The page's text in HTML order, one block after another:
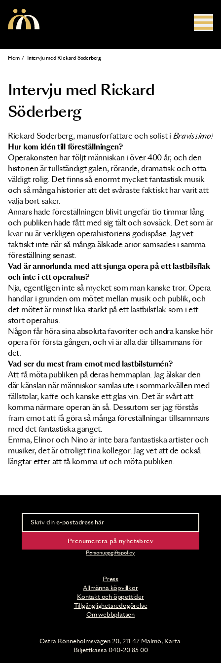
Länkstig
Hem / Intervju med Rickard Söderberg
Intervju med Rickard
Söderberg
Rickard Söderberg, manusförfattare och solist i Bravissimo!
Hur kom idén till föreställningen?
Operakonsten har följt människan i över 400 år, och den
historien är fullständigt galen, rörande, dramatisk och ofta
väldigt rolig. Det finns så enormt mycket fantastisk musik
och så många historier att det svåraste faktiskt har varit att
välja bort saker.
Annars hade föreställningen blivit ungefär tio timmar lång
och publiken hade fått med sig tält och sovsäck. Det som är
kvar nu är verkligen operahistoriens godispåse. Jag vet
faktiskt inte när så många älskade arior samsades i samma
föreställning senast.
Vad är annorlunda med att sjunga opera på ett lastbilsflak
och inte i ett operahus?
Nja, egentligen inte så mycket som man kanske tror. Opera
handlar i grunden om mötet mellan musik och publik, och
det mötet är minst lika starkt på ett lastbilsflak som i ett
stort operahus.
Någon får höra sina absoluta favoriter och andra kanske hör
opera för första gången, och vi är alla där tillsammans för
det.
Vad ser du mest fram emot med lastbilsturnén?
Att få möta publiken på deras hemmaplan. Jag älskar den
där känslan när människor samlas ute i sommarkvällen med
fällstolar, kaffe och kanske ett glas vin. Det är svårt att
komma närmare operan än så. Dessutom ser jag förstås
fram emot att få göra så många föreställningar tillsammans
med det fantastiska gänget.
Emma, Elinor och Nino är inte bara fantastiska artister och
musiker, det är otroligt fina kollegor. Jag vet att de också
längtar efter att få komma ut och möta publiken.
Press
Allmänna köpvillkor
Kontakt och öppettider
Tillgänglighetsredogörelse
Om webbplatsen
Nyhetsbrev
Ta del av förhandsinformation och biljettsläpp.
Prenumerera på nyhetsbrev
Personuppgiftspolicy
Östra Rönneholmsvägen 20, 211 47 Malmö, Karta
Biljettkassa 040-20 85 00